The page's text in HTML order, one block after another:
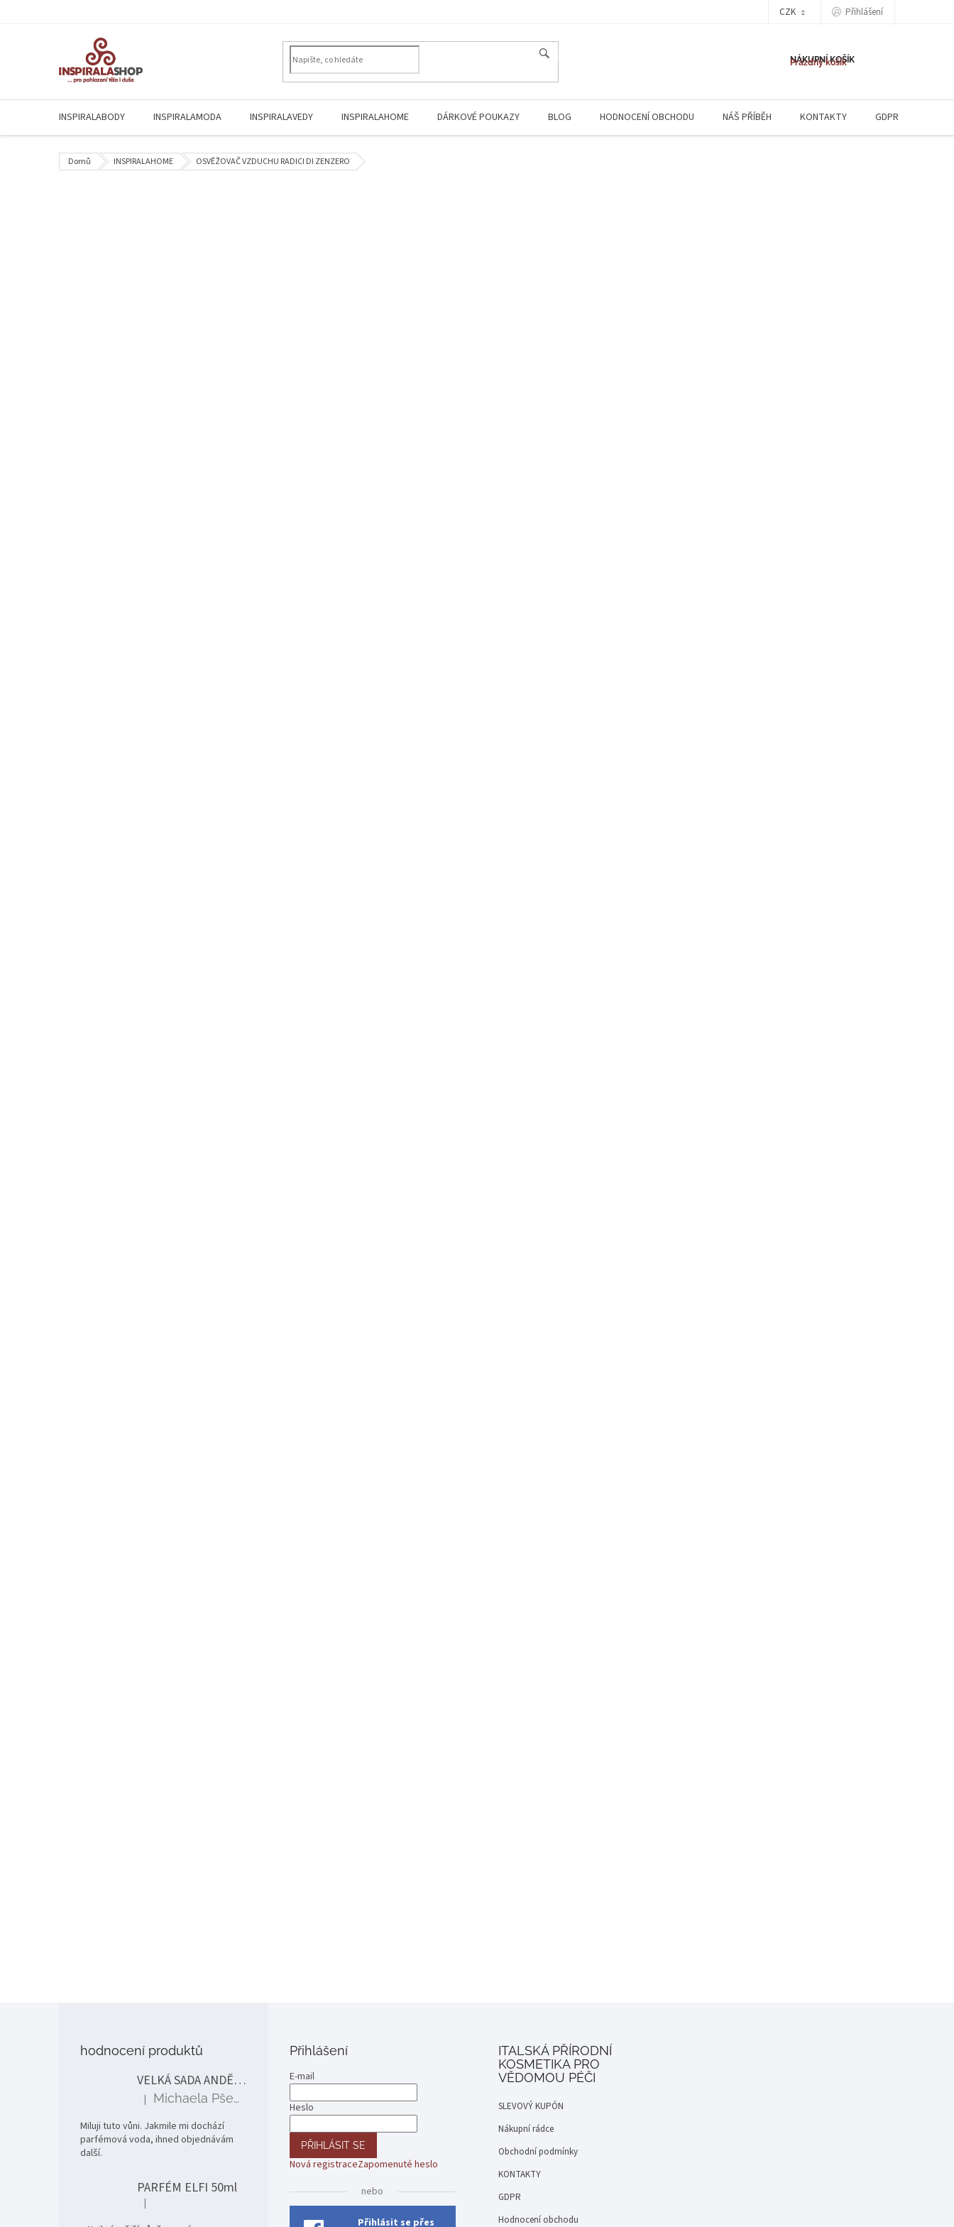
CZK Přihlášení
HLEDAT NÁKUPNÍ KOŠÍK
Prázdný košík
INSPIRALABODY INSPIRALAMODA INSPIRALAVEDY INSPIRALAHOME DÁRKOVÉ POUKAZY BLOG HODNOCENÍ OBCHODU NÁŠ PŘÍBĚH KONTAKTY GDPR
Domů INSPIRALAHOME OSVĚŽOVAČ VZDUCHU RADICI DI ZENZERO
hodnocení produktů
VELKÁ SADA ANDĚLÉ
Hodnocení produktu je 5 z 5 hvězdiček.
| Michaela Pšenčíková
Miluji tuto vůni. Jakmile mi dochází
parfémová voda, ihned objednávám
další.
PARFÉM ELFI 50ml
Hodnocení produktu je 5 z 5 hvězdiček.
|
Přihlášení
E-mail
Heslo
PŘIHLÁSIT SE
Nová registraceZapomenuté heslo
nebo
Přihlásit se přes
ITALSKÁ PŘÍRODNÍ
KOSMETIKA PRO
VĚDOMOU PÉČI
SLEVOVÝ KUPÓN
Nákupní rádce
Obchodní podmínky
KONTAKTY
GDPR
Hodnocení obchodu